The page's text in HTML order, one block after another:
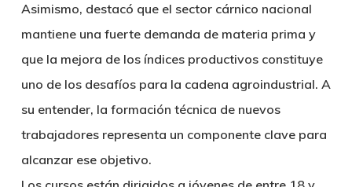
Asimismo, destacó que el sector cárnico nacional
mantiene una fuerte demanda de materia prima y
que la mejora de los índices productivos constituye
uno de los desafíos para la cadena agroindustrial. A
su entender, la formación técnica de nuevos
trabajadores representa un componente clave para
alcanzar ese objetivo.